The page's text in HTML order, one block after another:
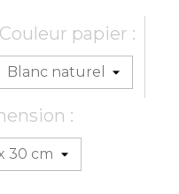
Couleur papier :
: